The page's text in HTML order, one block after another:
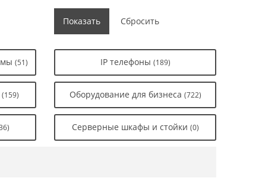
(51) IP телефоны (189)
(159) Оборудование для бизнеса (722)
Серверные шкафы и стойки (0)